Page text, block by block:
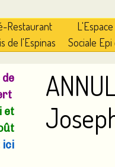
Restaurant
de l'Espinas
Sociale Epi
et
ici